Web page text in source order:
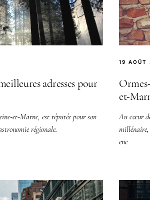
adresses pour
et-Marne, est réputée pour son
régionale.
19 AOÛT
et-
Au cœur
millénaire,
enc